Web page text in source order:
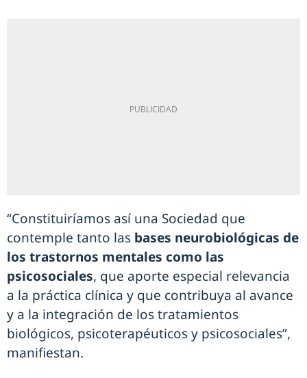
“Constituiríamos así una Sociedad que
contemple tanto las bases neurobiológicas de
los trastornos mentales como las
psicosociales, que aporte especial relevancia
a la práctica clínica y que contribuya al avance
y a la integración de los tratamientos
biológicos, psicoterapéuticos y psicosociales”,
manifiestan.